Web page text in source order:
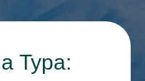
Тура: